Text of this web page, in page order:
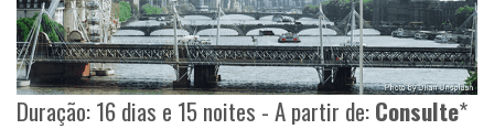
Duração: 16 dias e 15 noites - A partir de:Consulte*